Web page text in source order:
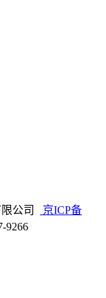
公司
京ICP备
9266